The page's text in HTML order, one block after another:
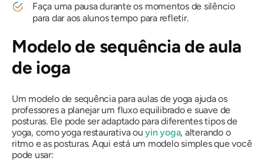
Faça uma pausa durante os momentos de silêncio
para dar aos alunos tempo para refletir.
Modelo de sequência de aula
de ioga
Um modelo de sequência para aulas de yoga ajuda os
professores a planejar um fluxo equilibrado e suave de
posturas. Ele pode ser adaptado para diferentes tipos de
yoga, como yoga restaurativa ouyin yoga, alterando o
ritmo e as posturas. Aqui está um modelo simples que você
pode usar: